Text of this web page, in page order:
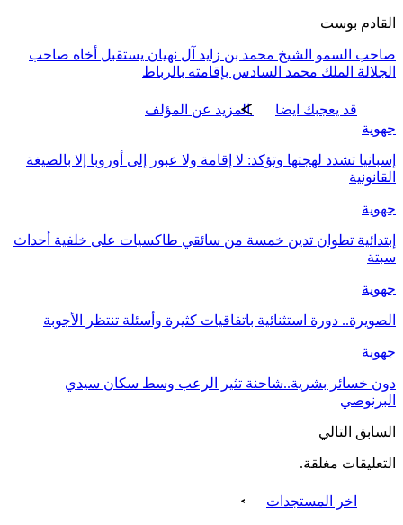
القادم بوست
صاحب السمو الشيخ محمد بن زايد آل نهيان يستقبل أخاه صاحب
الجلالة الملك محمد السادس بإقامته بالرباط
قد يعجبك ايضا
المزيد عن المؤلف
جهوية
إسبانيا تشدد لهجتها وتؤكد: لا إقامة ولا عبور إلى أوروبا إلا بالصيغة
القانونية
جهوية
إبتدائية تطوان تدين خمسة من سائقي طاكسيات على خلفية أحداث
سبتة
جهوية
الصويرة.. دورة استثنائية باتفاقيات كثيرة وأسئلة تنتظر الأجوبة
جهوية
دون خسائر بشرية..شاحنة تثير الرعب وسط سكان سيدي
البرنوصي
السابق التالي
التعليقات مغلقة.
اخر المستجدات